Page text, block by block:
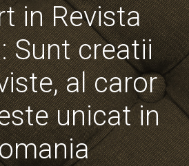
in Revista
Sunt creatii
al caror
unicat in